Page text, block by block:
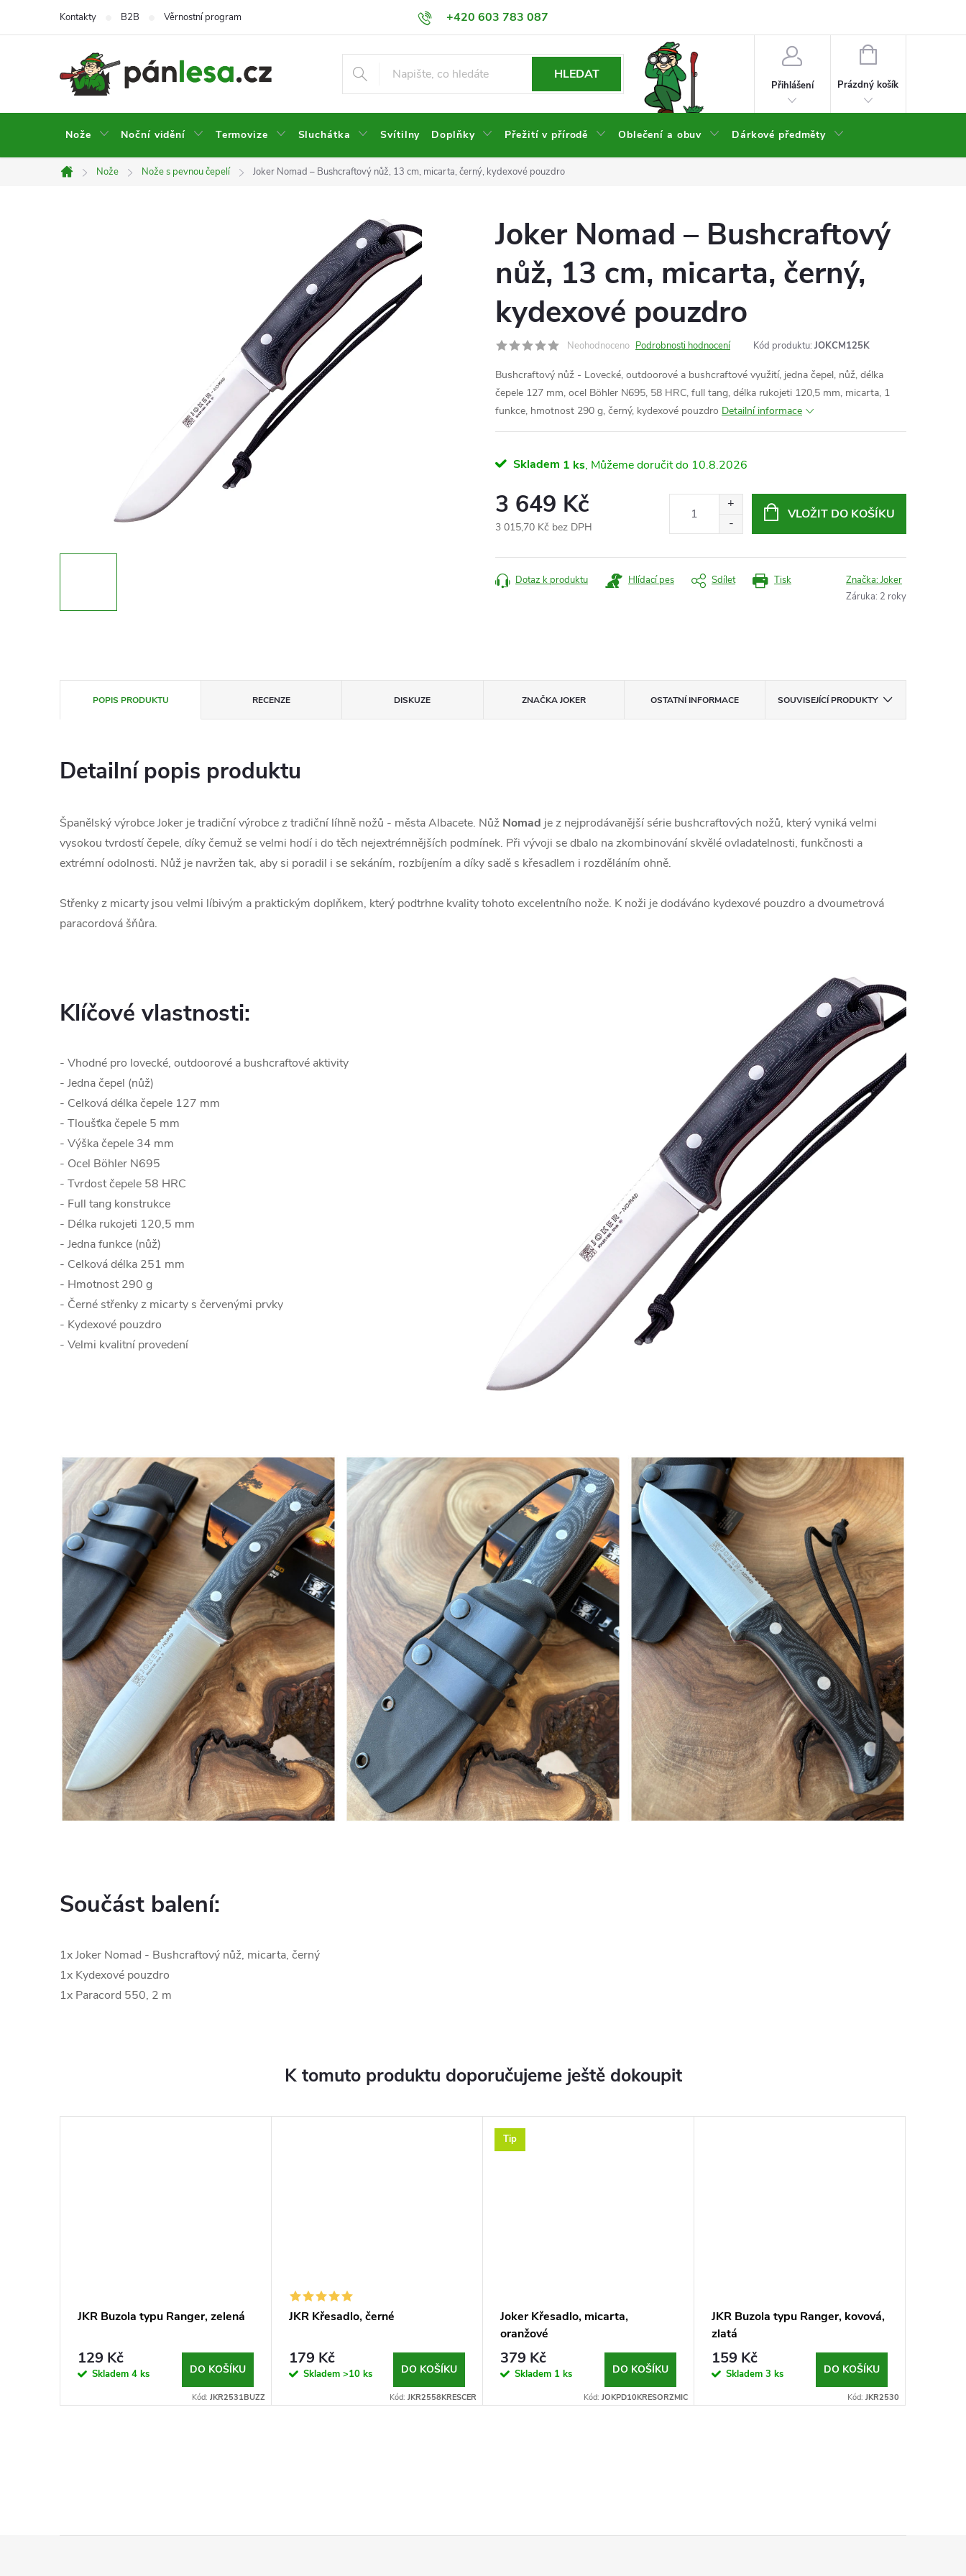
+420 603 783 087
Kontakty B2B Věrnostní program
HLEDAT
Přihlášení
NÁKUPNÍ
Prázdný košík
Nože Noční vidění Termovize Sluchátka Svítilny Doplňky Přežití v přírodě Oblečení a obuv Dárkové předměty
Domů
Nože Nože s pevnou čepelí Joker Nomad – Bushcraftový nůž, 13 cm, micarta, černý, kydexové pouzdro
Joker Nomad – Bushcraftový
nůž, 13 cm, micarta, černý,
kydexové pouzdro
Neohodnoceno Podrobnosti hodnocení Kód produktu: JOKCM125K
Bushcraftový nůž - Lovecké, outdoorové a bushcraftové využití, jedna čepel, nůž, délka
čepele 127 mm, ocel Böhler N695, 58 HRC, full tang, délka rukojeti 120,5 mm, micarta, 1
funkce, hmotnost 290 g, černý, kydexové pouzdro Detailní informace
Skladem 1 ks 10.8.2026
3 649 Kč
3 015,70 Kč bez DPH
cena:
VLOŽIT DO KOŠÍKU
Tisk
Dotaz k produktu Hlídací pes Sdílet Značka:Joker
Záruka: 2 roky
POPIS PRODUKTU RECENZE DISKUZE ZNAČKAJOKER OSTATNÍ INFORMACE SOUVISEJÍCÍ PRODUKTY
Detailní popis produktu
Španělský výrobce Joker je tradiční výrobce z tradiční líhně nožů - města Albacete. Nůž Nomad je z nejprodávanější série bushcraftových nožů, který vyniká velmi
vysokou tvrdostí čepele, díky čemuž se velmi hodí i do těch nejextrémnějších podmínek. Při vývoji se dbalo na zkombinování skvělé ovladatelnosti, funkčnosti a
extrémní odolnosti. Nůž je navržen tak, aby si poradil i se sekáním, rozbíjením a díky sadě s křesadlem i rozděláním ohně.
Střenky z micarty jsou velmi líbivým a praktickým doplňkem, který podtrhne kvality tohoto excelentního nože. K noži je dodáváno kydexové pouzdro a dvoumetrová
paracordová šňůra.
Klíčové vlastnosti:
- Vhodné pro lovecké, outdoorové a bushcraftové aktivity
- Jedna čepel (nůž)
- Celková délka čepele 127 mm
- Tloušťka čepele 5 mm
- Výška čepele 34 mm
- Ocel Böhler N695
- Tvrdost čepele 58 HRC
- Full tang konstrukce
- Délka rukojeti 120,5 mm
- Jedna funkce (nůž)
- Celková délka 251 mm
- Hmotnost 290 g
- Černé střenky z micarty s červenými prvky
- Kydexové pouzdro
- Velmi kvalitní provedení
Součást balení:
1x Joker Nomad - Bushcraftový nůž, micarta, černý
1x Kydexové pouzdro
1x Paracord 550, 2 m
K tomuto produktu doporučujeme ještě dokoupit
JKR Buzola typu Ranger, zelená
129 Kč
Skladem 4 ks DO KOŠÍKU
Kód: JKR2531BUZZ
JKR Křesadlo, černé
179 Kč
Skladem >10 ks DO KOŠÍKU
Kód: JKR2558KRESCER
Tip
Joker Křesadlo, micarta,
oranžové
379 Kč
Skladem 1 ks DO KOŠÍKU
Kód: JOKPD10KRESORZMIC
JKR Buzola typu Ranger, kovová,
zlatá
159 Kč
Skladem 3 ks DO KOŠÍKU
Kód: JKR2530